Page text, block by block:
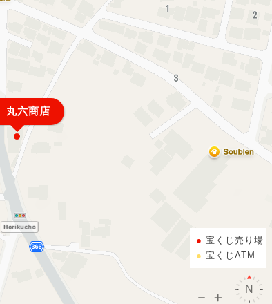
丸六商店
宝くじ売り場
宝くじATM